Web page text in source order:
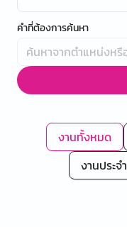
คำที่ต้องการค้นหา
งานทั้งหมด
งานประจำ